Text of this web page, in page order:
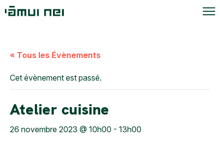
« Tous les Évènements
Cet évènement est passé.
Atelier cuisine
26 novembre 2023 @ 10h00 - 13h00